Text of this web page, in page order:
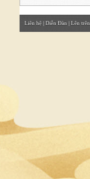
Liên hệ | Diễn Đàn | Lên trên